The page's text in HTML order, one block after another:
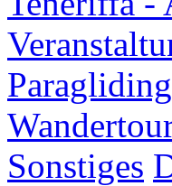
Paragliding
Sonstiges